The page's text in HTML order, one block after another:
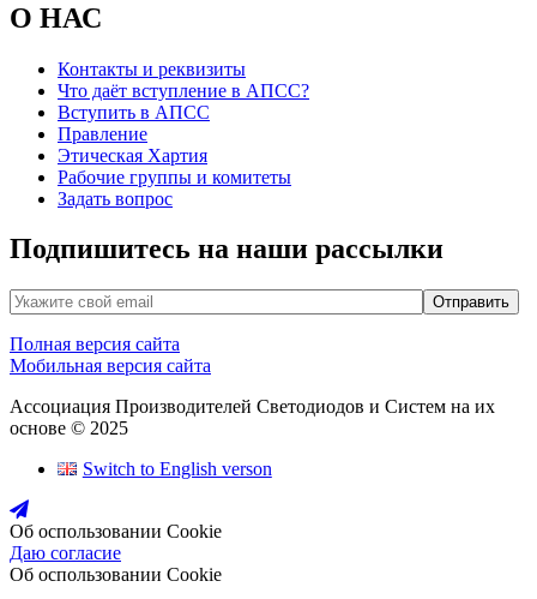
О НАС
Контакты и реквизиты
Что даёт вступление в АПСС?
Вступить в АПСС
Правление
Этическая Хартия
Рабочие группы и комитеты
Задать вопрос
Подпишитесь на наши рассылки
Полная версия сайта
Мобильная версия сайта
Ассоциация Производителей Светодиодов и Систем на их
основе © 2025
Switch to English verson
Об оспользовании Cookie
Даю согласие
Об оспользовании Cookie